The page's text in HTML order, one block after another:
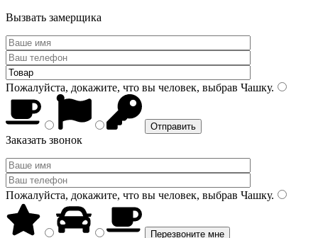
Вызвать замерщика
Пожалуйста, докажите, что вы человек, выбрав Чашку.
Заказать звонок
Пожалуйста, докажите, что вы человек, выбрав Чашку.